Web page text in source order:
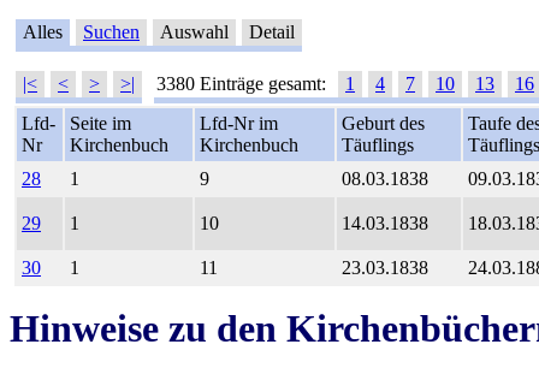
Alles Suchen Auswahl Detail
|< < > >| 3380 Einträge gesamt: 1 4 7 10 13
16
Lfd-
Nr
Seite im
Kirchenbuch
Lfd-Nr im
Kirchenbuch
Geburt des
Täuflings
Taufe
Täuflings
28
1 9 08.03.1838
29 1 10 14.03.1838
30 1 11 23.03.1838
Hinweise zu den